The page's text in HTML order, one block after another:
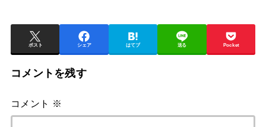
ポスト シェア はてブ 送る Pocket
コメントを残す
コメント ※